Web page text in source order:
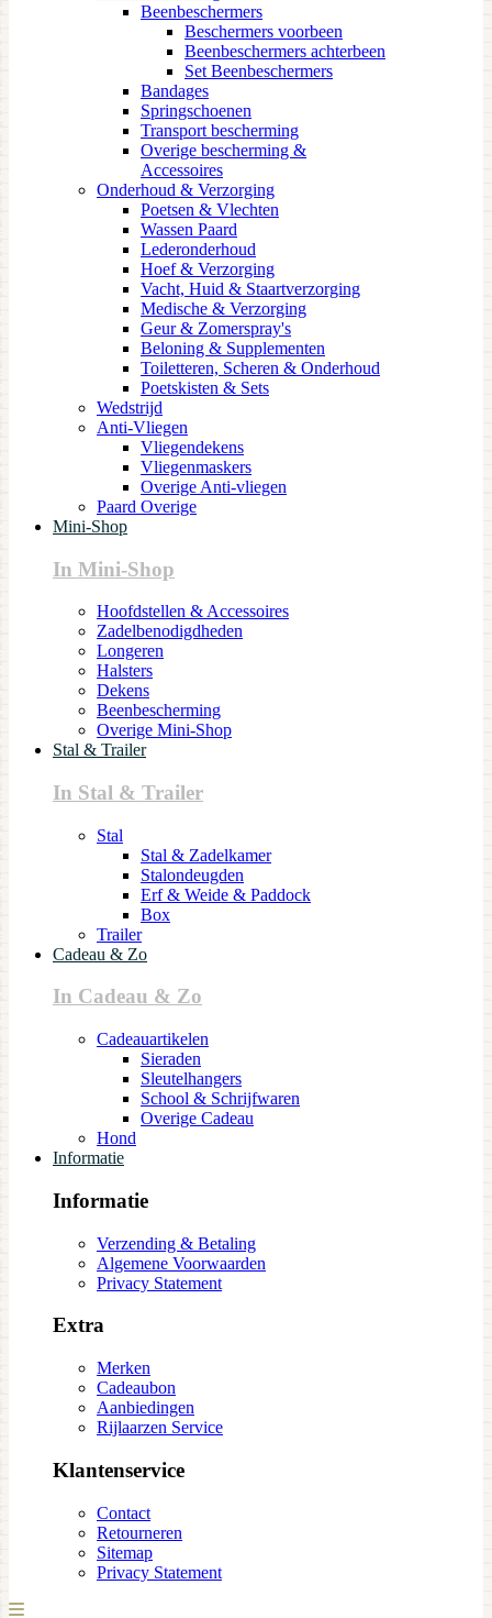
Beenbeschermers
Beschermers voorbeen
Beenbeschermers achterbeen
Set Beenbeschermers
Bandages
Springschoenen
Transport bescherming
Overige bescherming &
Accessoires
Onderhoud & Verzorging
Poetsen & Vlechten
Wassen Paard
Lederonderhoud
Hoef & Verzorging
Vacht, Huid & Staartverzorging
Medische & Verzorging
Geur & Zomerspray's
Beloning & Supplementen
Toiletteren, Scheren & Onderhoud
Poetskisten & Sets
Wedstrijd
Anti-Vliegen
Vliegendekens
Vliegenmaskers
Overige Anti-vliegen
Paard Overige
Mini-Shop
In Mini-Shop
Hoofdstellen & Accessoires
Zadelbenodigdheden
Longeren
Halsters
Dekens
Beenbescherming
Overige Mini-Shop
Stal & Trailer
In Stal & Trailer
Stal
Stal & Zadelkamer
Stalondeugden
Erf & Weide & Paddock
Box
Trailer
Cadeau & Zo
In Cadeau & Zo
Cadeauartikelen
Sieraden
Sleutelhangers
School & Schrijfwaren
Overige Cadeau
Hond
Informatie
Informatie
Verzending & Betaling
Algemene Voorwaarden
Privacy Statement
Extra
Merken
Cadeaubon
Aanbiedingen
Rijlaarzen Service
Klantenservice
Contact
Retourneren
Sitemap
Privacy Statement